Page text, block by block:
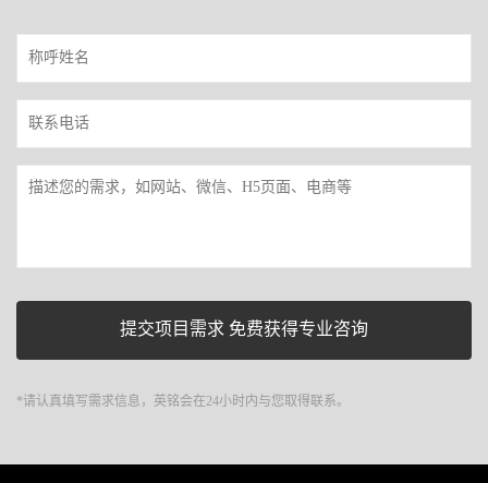
*请认真填写需求信息，英铭会在24小时内与您取得联系。